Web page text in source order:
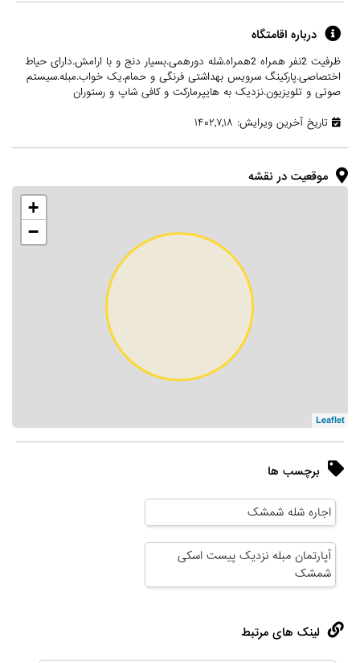
درباره اقامتگاه
ظرفیت 2نفر همراه 2همراه.شله دورهمی.بسیار دنج و با ارامش.دارای حیاط
اختصاصی.پارکینگ سرویس بهداشتی فرنگی و حمام.یک خواب.مبله.سیستم
صوتی و تلویزیون.نزدیک به هایپرمارکت و کافی شاپ و رستوران
تاریخ آخرین ویرایش: ۱۴۰۲,۷,۱۸
موقعیت در نقشه
+
−
Leaflet
برچسب ها
اجاره شله شمشک
آپارتمان مبله نزدیک پیست اسکی
شمشک
لینک های مرتبط